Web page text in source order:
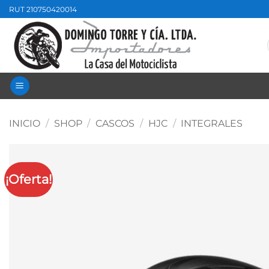
Saltar
al
contenido
RUT 210750420014
INICIO / SHOP / CASCOS / HJC / INTEGRALES
¡Oferta!